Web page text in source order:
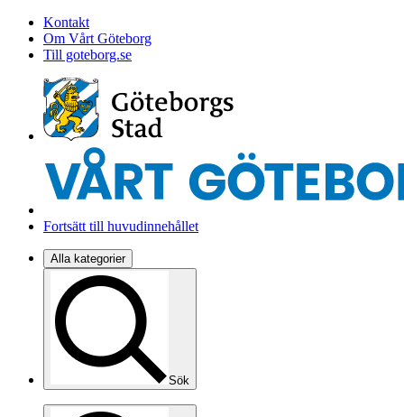
Kontakt
Om Vårt Göteborg
Till goteborg.se
Fortsätt till huvudinnehållet
Alla kategorier
Sök